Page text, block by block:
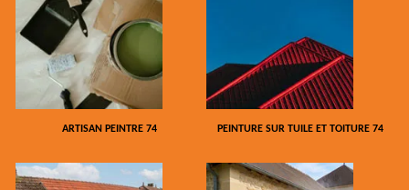
ARTISAN PEINTRE 74 PEINTURE SUR TUILE ET TOITURE 74